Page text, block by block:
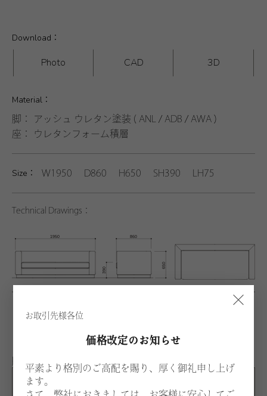
×
お取引先様各位
価格改定のお知らせ
平素より格別のご高配を賜り、厚く御礼申し上げ
ます。
Download：
Photo CAD 3D
Material：
脚： アッシュ ウレタン塗装 ( ANL / ADB / AWA )
座： ウレタンフォーム積層
Size： W1950 D860 H650 SH390 LH75
Technical Drawings：
※背クッションを使用した場合、H780となります。
ANL